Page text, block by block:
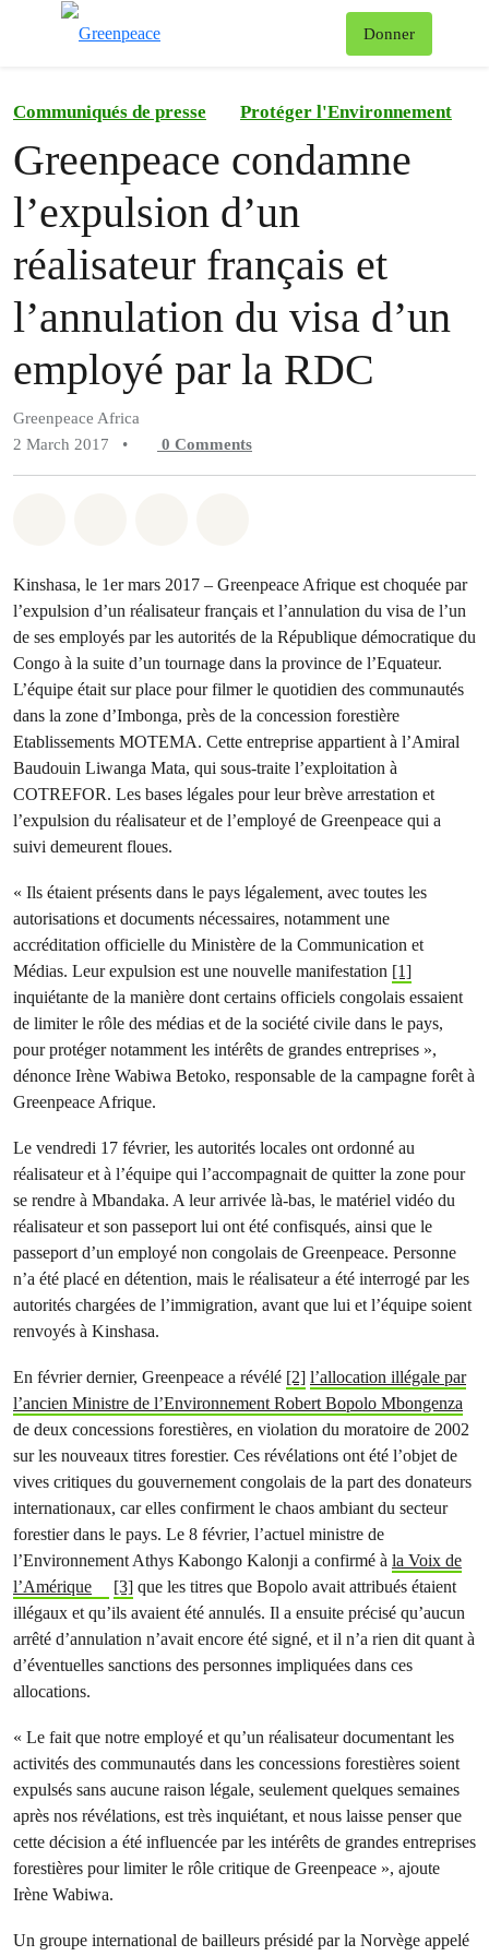
Donner
Communiqués de presse Protéger l'Environnement
Greenpeace condamne
l’expulsion d’un
réalisateur français et
l’annulation du visa d’un
employé par la RDC
Greenpeace Africa
2 March 2017
• 0 Comments
Kinshasa, le 1er mars 2017 – Greenpeace Afrique est choquée par
l’expulsion d’un réalisateur français et l’annulation du visa de l’un
de ses employés par les autorités de la République démocratique du
Congo à la suite d’un tournage dans la province de l’Equateur.
L’équipe était sur place pour filmer le quotidien des communautés
dans la zone d’Imbonga, près de la concession forestière
Etablissements MOTEMA. Cette entreprise appartient à l’Amiral
Baudouin Liwanga Mata, qui sous-traite l’exploitation à
COTREFOR. Les bases légales pour leur brève arrestation et
l’expulsion du réalisateur et de l’employé de Greenpeace qui a
suivi demeurent floues.
« Ils étaient présents dans le pays légalement, avec toutes les
autorisations et documents nécessaires, notamment une
accréditation officielle du Ministère de la Communication et
Médias. Leur expulsion est une nouvelle manifestation [1]
inquiétante de la manière dont certains officiels congolais essaient
de limiter le rôle des médias et de la société civile dans le pays,
pour protéger notamment les intérêts de grandes entreprises »,
dénonce Irène Wabiwa Betoko, responsable de la campagne forêt à
Greenpeace Afrique.
Le vendredi 17 février, les autorités locales ont ordonné au
réalisateur et à l’équipe qui l’accompagnait de quitter la zone pour
se rendre à Mbandaka. A leur arrivée là-bas, le matériel vidéo du
réalisateur et son passeport lui ont été confisqués, ainsi que le
passeport d’un employé non congolais de Greenpeace. Personne
n’a été placé en détention, mais le réalisateur a été interrogé par les
autorités chargées de l’immigration, avant que lui et l’équipe soient
renvoyés à Kinshasa.
En février dernier, Greenpeace a révélé [2] l’allocation illégale par
l’ancien Ministre de l’Environnement Robert Bopolo Mbongenza
de deux concessions forestières, en violation du moratoire de 2002
sur les nouveaux titres forestier. Ces révélations ont été l’objet de
vives critiques du gouvernement congolais de la part des donateurs
internationaux, car elles confirment le chaos ambiant du secteur
forestier dans le pays. Le 8 février, l’actuel ministre de
l’Environnement Athys Kabongo Kalonji a confirmé à la Voix de
l’Amérique
[3]que les titres que Bopolo avait attribués étaient
illégaux et qu’ils avaient été annulés. Il a ensuite précisé qu’aucun
arrêté d’annulation n’avait encore été signé, et il n’a rien dit quant à
d’éventuelles sanctions des personnes impliquées dans ces
allocations.
« Le fait que notre employé et qu’un réalisateur documentant les
activités des communautés dans les concessions forestières soient
expulsés sans aucune raison légale, seulement quelques semaines
après nos révélations, est très inquiétant, et nous laisse penser que
cette décision a été influencée par les intérêts de grandes entreprises
forestières pour limiter le rôle critique de Greenpeace », ajoute
Irène Wabiwa.
Un groupe international de bailleurs présidé par la Norvège appelé